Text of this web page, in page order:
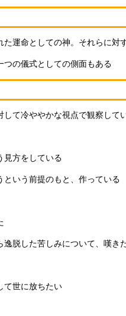
運命としての神。それらに対
の儀式としての側面もある
て冷ややかな視点で観察して
見方をしている
いう前提のもと、作っている
脱した苦しみについて、嘆き
て世に放ちたい